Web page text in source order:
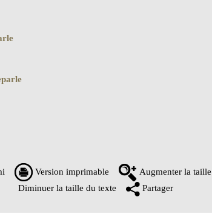
Version imprimable
Augmenter la
Diminuer la taille du texte
Partager